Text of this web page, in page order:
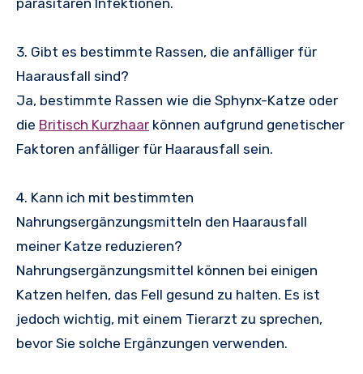
parasitären Infektionen.
3. Gibt es bestimmte Rassen, die anfälliger für
Haarausfall sind?
Ja, bestimmte Rassen wie die Sphynx-Katze oder
die Britisch Kurzhaar können aufgrund genetischer
Faktoren anfälliger für Haarausfall sein.
4. Kann ich mit bestimmten
Nahrungsergänzungsmitteln den Haarausfall
meiner Katze reduzieren?
Nahrungsergänzungsmittel können bei einigen
Katzen helfen, das Fell gesund zu halten. Es ist
jedoch wichtig, mit einem Tierarzt zu sprechen,
bevor Sie solche Ergänzungen verwenden.